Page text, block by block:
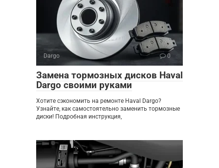
Dargo 0
Замена тормозных дисков Haval
Dargo своими руками
Хотите сэкономить на ремонте Haval Dargo?
Узнайте, как самостоятельно заменить тормозные
диски! Подробная инструкция,